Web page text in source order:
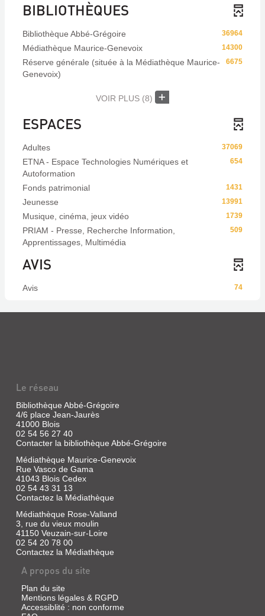
BIBLIOTHÈQUES
36964
Bibliothèque Abbé-Grégoire
14300
Médiathèque Maurice-Genevoix
6675
Réserve générale (située à la Médiathèque Maurice-
Genevoix)
VOIR PLUS (8)
ESPACES
37069
Adultes
654
ETNA - Espace Technologies Numériques et
Autoformation
1431
Fonds patrimonial
13991
Jeunesse
1739
Musique, cinéma, jeux vidéo
509
PRIAM - Presse, Recherche Information,
Apprentissages, Multimédia
AVIS
74
Avis
Le réseau
Bibliothèque Abbé-Grégoire
4/6 place Jean-Jaurès
41000 Blois
02 54 56 27 40
Contacter la bibliothèque Abbé-Grégoire
Médiathèque Maurice-Genevoix
Rue Vasco de Gama
41043 Blois Cedex
02 54 43 31 13
Contactez la Médiathèque
Médiathèque Rose-Valland
3, rue du vieux moulin
41150 Veuzain-sur-Loire
02 54 20 78 00
Contactez la Médiathèque
A propos du site
Plan du site
Mentions légales & RGPD
Accessiblité : non conforme